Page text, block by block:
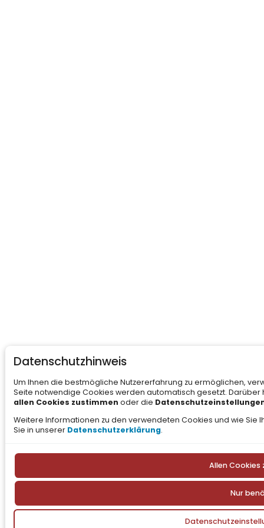
Datenschutzhinweis
Um Ihnen die bestmögliche Nutzererfahrung zu ermöglichen,
Seite notwendige Cookies werden automatisch gesetzt. Darüber
allen Cookies zustimmen oder die
Weitere Informationen zu den verwendeten Cookies und wie Sie
Sie in unserer Datenschutzerklärung.
Allen Cookies
Nur